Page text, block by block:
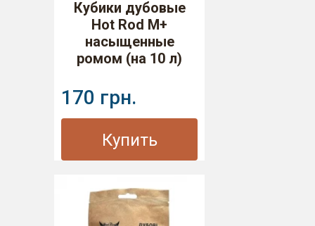
Кубики дубовые
Hot Rod M+
насыщенные
ромом (на 10 л)
170 грн.
Купить